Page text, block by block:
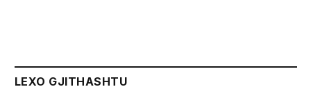
LEXO GJITHASHTU